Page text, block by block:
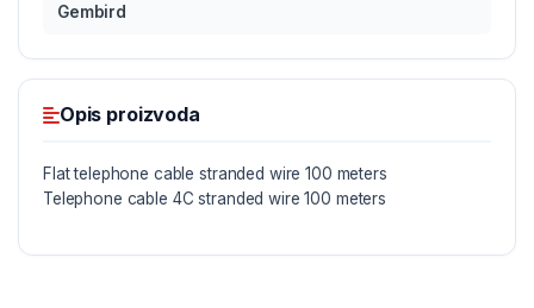
Gembird
Opis proizvoda
Flat telephone cable stranded wire 100 meters
Telephone cable 4C stranded wire 100 meters